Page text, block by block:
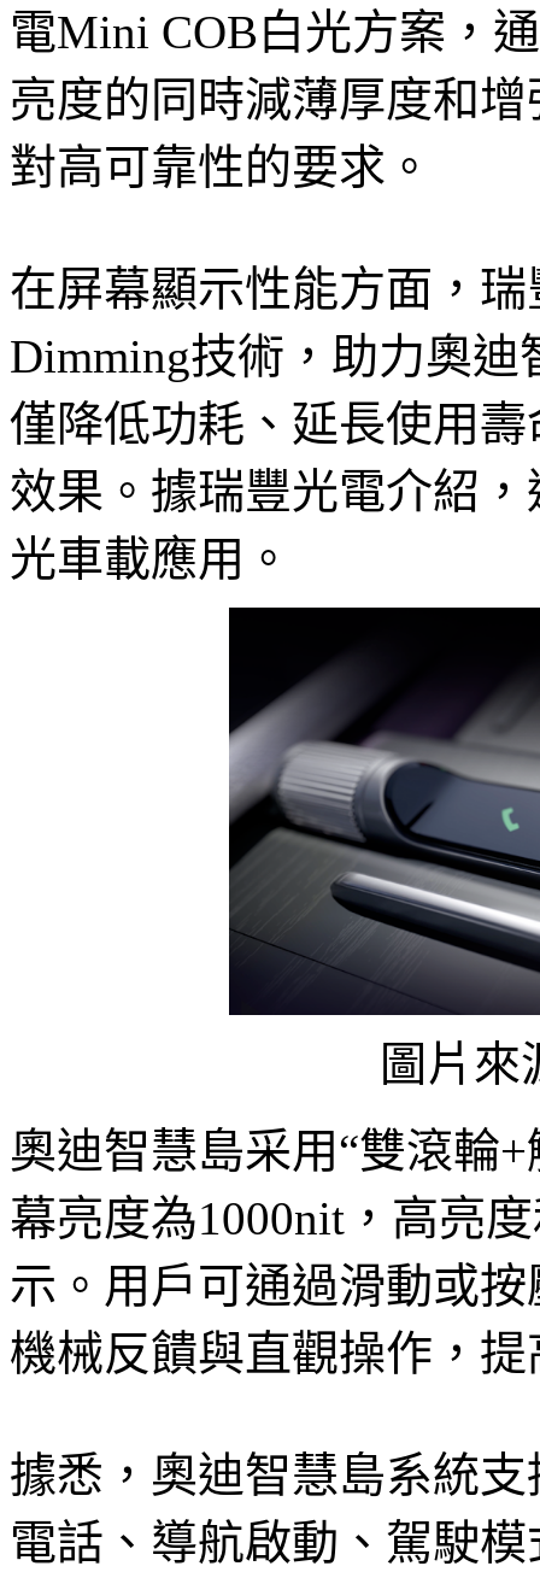
電Mini COB白光方案，
亮度的同時減薄厚度和
對高可靠性的要求。
在屏幕顯示性能方面，
Dimming技術，助力奧
僅降低功耗、延長使用
效果。據瑞豐光電介紹
光車載應用。
圖片來
奧迪智慧島采用“雙滾輪
幕亮度為1000nit，高亮
示。用戶可通過滑動或
機械反饋與直觀操作，
據悉，奧迪智慧島系統
電話、導航啟動、駕駛